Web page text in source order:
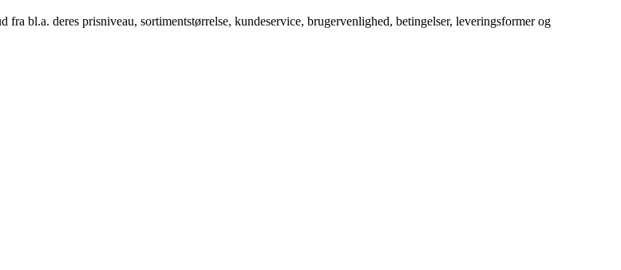
bl.a. deres prisniveau, sortimentstørrelse, kundeservice, brugervenlighed, betingelser, leveringsformer og